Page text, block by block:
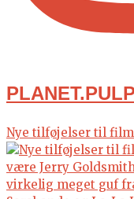
Nye tilføjelser til